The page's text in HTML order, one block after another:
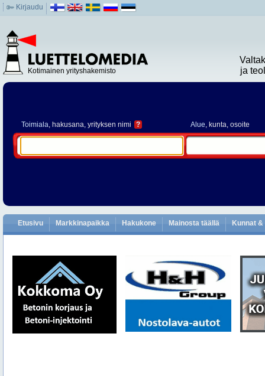
Kirjaudu
Kotimainen yrityshakemisto
ja
Toimiala, hakusana, yrityksen nimi ? Alue, kunta, osoite
Etusivu Markkinapaikka Hakukone Mainosta täällä Kunnat